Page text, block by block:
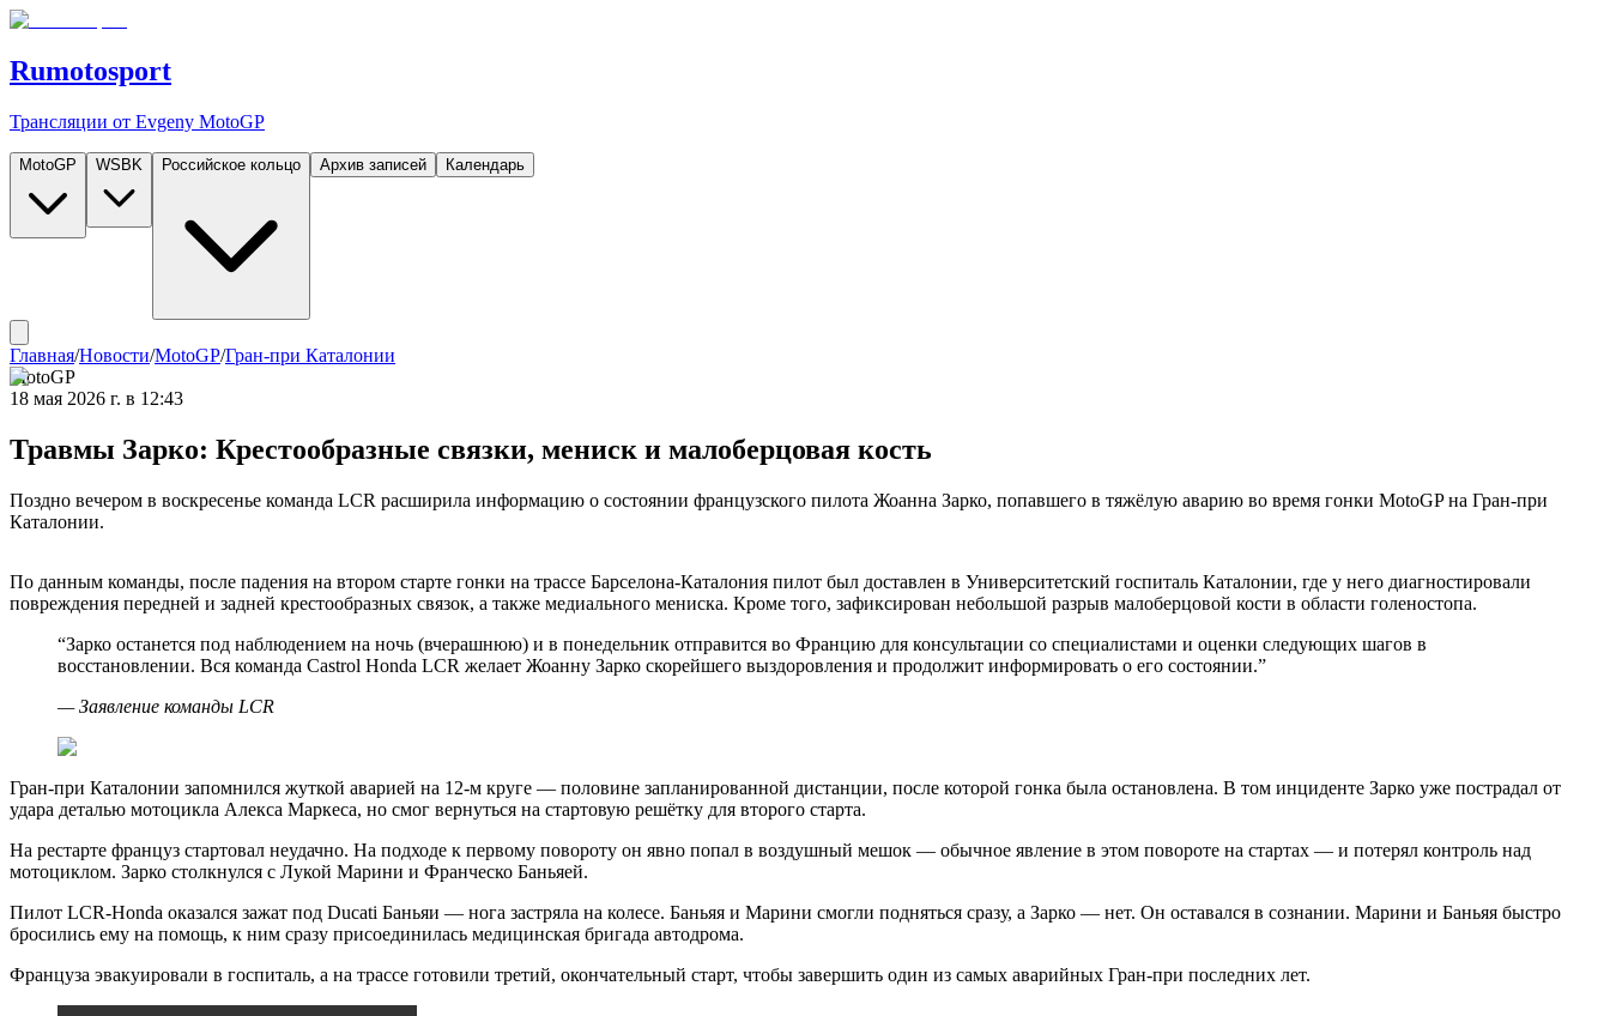
Rumotosport
Трансляции от Evgeny MotoGP
MotoGP WSBK Российское кольцо Архив записей Календарь
Главная/Новости/MotoGP/Гран-при Каталонии
MotoGP
18 мая 2026 г. в 12:43
Травмы Зарко: Крестообразные связки, мениск и малоберцовая кость
Поздно вечером в воскресенье команда LCR расширила информацию о состоянии французского пилота Жоанна Зарко, попавшего в тяжёлую аварию во время гонки MotoGP на Гран-при
Каталонии.
По данным команды, после падения на втором старте гонки на трассе Барселона-Каталония пилот был доставлен в Университетский госпиталь Каталонии, где у него диагностировали
повреждения передней и задней крестообразных связок, а также медиального мениска. Кроме того, зафиксирован небольшой разрыв малоберцовой кости в области голеностопа.
“Зарко останется под наблюдением на ночь (вчерашнюю) и в понедельник отправится во Францию для консультации со специалистами и оценки следующих шагов в
восстановлении. Вся команда Castrol Honda LCR желает Жоанну Зарко скорейшего выздоровления и продолжит информировать о его состоянии.”
—Заявление команды LCR
Гран-при Каталонии запомнился жуткой аварией на 12-м круге — половине запланированной дистанции, после которой гонка была остановлена. В том инциденте Зарко уже пострадал от
удара деталью мотоцикла Алекса Маркеса, но смог вернуться на стартовую решётку для второго старта.
На рестарте француз стартовал неудачно. На подходе к первому повороту он явно попал в воздушный мешок — обычное явление в этом повороте на стартах — и потерял контроль над
мотоциклом. Зарко столкнулся с Лукой Марини и Франческо Баньяей.
Пилот LCR-Honda оказался зажат под Ducati Баньяи — нога застряла на колесе. Баньяя и Марини смогли подняться сразу, а Зарко — нет. Он оставался в сознании. Марини и Баньяя быстро
бросились ему на помощь, к ним сразу присоединилась медицинская бригада автодрома.
Француза эвакуировали в госпиталь, а на трассе готовили третий, окончательный старт, чтобы завершить один из самых аварийных Гран-при последних лет.